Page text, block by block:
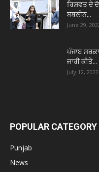
ਰਿਸ਼ਵਤ ਦੇ
ਬਬਲੀਨ...
June 29,
ਪੰਜਾਬ
ਜਾਰੀ ਕੀਤੇ...
July 12, 2022
POPULAR CATEGORY
Punjab
News